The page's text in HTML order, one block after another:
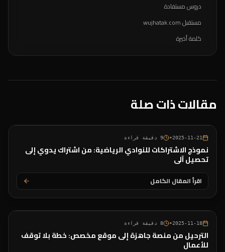
دروس مستفادة
مستقبل wujhatak.com
كلمة أخيرة
مقالات ذات صلة
2025-11-21
•
9 دقيقة قراءة
نموذج الاشتراكات للنوادي الرياضية: من اشتراك يدوي إلى
تحصيل آلي
اقرأ المقال الكامل
2025-11-18
•
8 دقيقة قراءة
الترحيل من منصة جاهزة إلى موقع مخصص: خطة بلا توقف
للأعمال